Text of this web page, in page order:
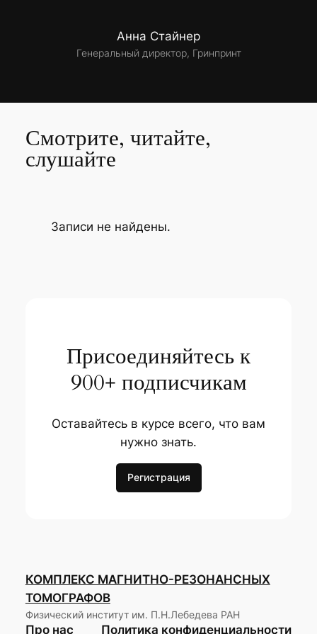
Анна Стайнер
Генеральный директор, Гринпринт
Смотрите, читайте,
слушайте
Записи не найдены.
Присоединяйтесь к
900+ подписчикам
Оставайтесь в курсе всего, что вам
нужно знать.
Регистрация
КОМПЛЕКС МАГНИТНО-РЕЗОНАНСНЫХ
ТОМОГРАФОВ
Физический институт им. П.Н.Лебедева РАН
Про нас Политика конфиденциальности